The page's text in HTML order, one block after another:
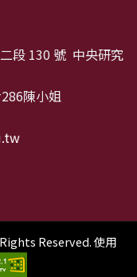
段 130 號 中央研究
陳小姐
Reserved.使用